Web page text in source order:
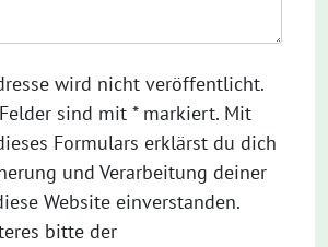
wird nicht veröffentlicht.
sind mit * markiert. Mit
Formulars erklärst du dich
und Verarbeitung deiner
Website einverstanden.
bitte der